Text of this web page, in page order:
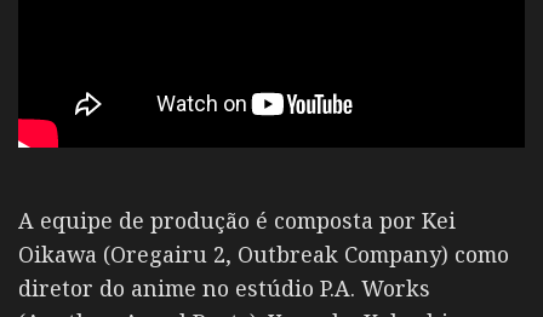
A equipe de produção é composta por Kei
Oikawa (Oregairu 2, Outbreak Company) como
diretor do anime no estúdio P.A. Works